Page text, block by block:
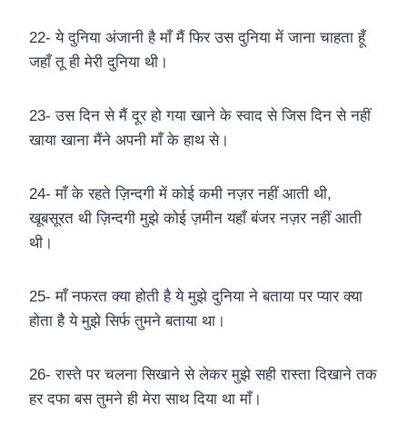
22- ये दुनिया अंजानी है माँ मैं फिर उस दुनिया में जाना चाहता हूँ
जहाँ तू ही मेरी दुनिया थी।
23- उस दिन से मैं दूर हो गया खाने के स्वाद से जिस दिन से नहीं
खाया खाना मैंने अपनी माँ के हाथ से।
24- माँ के रहते ज़िन्दगी में कोई कमी नज़र नहीं आती थी,
खूबसूरत थी ज़िन्दगी मुझे कोई ज़मीन यहाँ बंजर नज़र नहीं आती
थी।
25- माँ नफरत क्या होती है ये मुझे दुनिया ने बताया पर प्यार क्या
होता है ये मुझे सिर्फ तुमने बताया था।
26- रास्ते पर चलना सिखाने से लेकर मुझे सही रास्ता दिखाने तक
हर दफा बस तुमने ही मेरा साथ दिया था माँ।